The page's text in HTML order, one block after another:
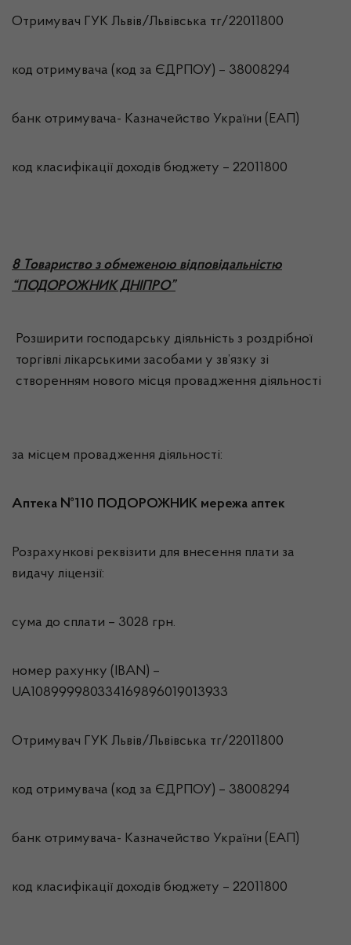
Отримувач ГУК Львiв/Львівська тг/22011800
код отримувача (код за ЄДРПОУ) – 38008294
банк отримувача- Казначейство України (ЕАП)
код класифікації доходів бюджету – 22011800
8 Товариство з обмеженою відповідальністю
“ПОДОРОЖНИК ДНІПРО”
Розширити господарську діяльність з роздрібної
торгівлі лікарськими засобами у зв’язку зі
створенням нового місця провадження діяльності
за місцем провадження діяльності:
Аптека №110 ПОДОРОЖНИК мережа аптек
Розрахункові реквізити для внесення плати за
видачу ліцензії:
сума до сплати – 3028 грн.
номер рахунку (IBAN) –
UA108999980334169896019013933
Отримувач ГУК Львiв/Львівська тг/22011800
код отримувача (код за ЄДРПОУ) – 38008294
банк отримувача- Казначейство України (ЕАП)
код класифікації доходів бюджету – 22011800